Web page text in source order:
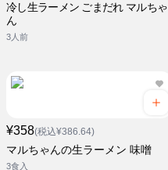
冷し生ラーメン ごまだれ マルちゃ
ん
3人前
¥358(税込¥386.64)
マルちゃんの生ラーメン 味噌
3食入